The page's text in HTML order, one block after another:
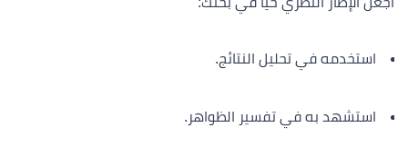
استخدمه في تحليل النتائج.
استشهد به في تفسير الظواهر.